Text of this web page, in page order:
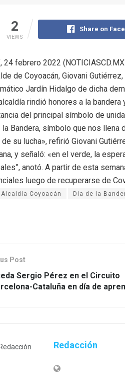
2
VIEWS
Share on
24 febrero 2022
de Coyoacán, Giovani
Jardín Hidalgo de dicha
rindió honores a la
del principal símbolo de
la Bandera, símbolo que nos
su lucha», refirió Giovani
y señaló: «en el verde, la
anotó. A partir de esta
luego de recuperarse de
Alcaldía Coyoacán Día de la
Post
Sergio Pérez en el Circuito
Cataluña en día de
Redacción